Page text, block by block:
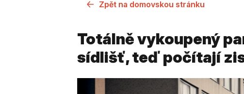
Zpět na domovskou stránku
Totálně vykoupený
sídlišť, teď počítají